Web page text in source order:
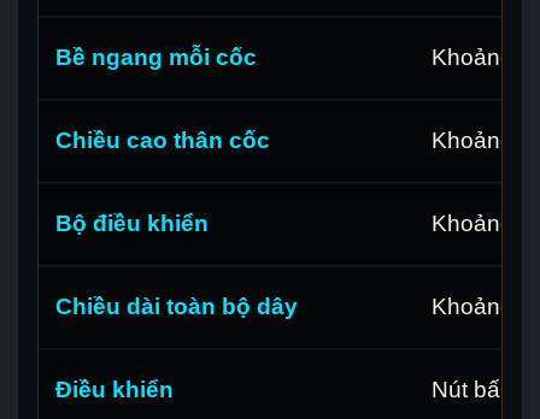
Bề ngang mỗi cốc Khoảng
Chiều cao thân cốc Khoảng
Bộ điều khiển Khoảng 5
Chiều dài toàn bộ dây Khoảng
Điều khiển Nút bấm